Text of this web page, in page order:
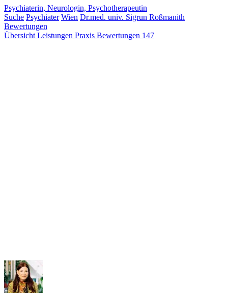
Psychiaterin, Neurologin, Psychotherapeutin
Suche Psychiater Wien Dr.med. univ. Sigrun Roßmanith
Bewertungen
Übersicht Leistungen Praxis Bewertungen 147